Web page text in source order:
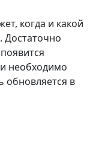
когда и какой
Достаточно
необходимо
обновляется в